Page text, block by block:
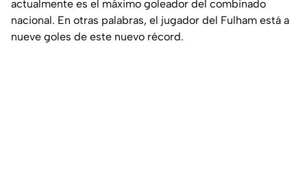
actualmente es el máximo goleador del combinado
nacional. En otras palabras, el jugador del Fulham está a
nueve goles de este nuevo récord.